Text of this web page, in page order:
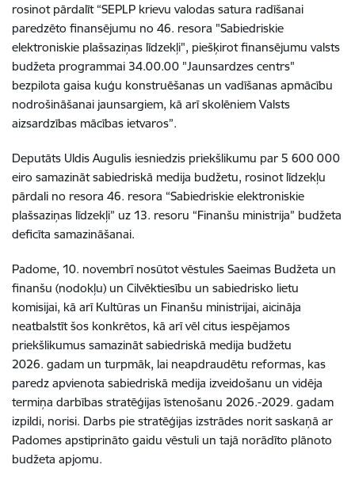
rosinot pārdalīt “SEPLP krievu valodas satura radīšanai
paredzēto finansējumu no 46. resora "Sabiedriskie
elektroniskie plašsaziņas līdzekļi", piešķirot finansējumu valsts
budžeta programmai 34.00.00 "Jaunsardzes centrs"
bezpilota gaisa kuģu konstruēšanas un vadīšanas apmācību
nodrošināšanai jaunsargiem, kā arī skolēniem Valsts
aizsardzības mācības ietvaros”.
Deputāts Uldis Augulis iesniedzis priekšlikumu par 5 600 000
eiro samazināt sabiedriskā medija budžetu, rosinot līdzekļu
pārdali no resora 46. resora “Sabiedriskie elektroniskie
plašsaziņas līdzekļi” uz 13. resoru “Finanšu ministrija” budžeta
deficīta samazināšanai.
Padome, 10. novembrī nosūtot vēstules Saeimas Budžeta un
finanšu (nodokļu) un Cilvēktiesību un sabiedrisko lietu
komisijai, kā arī Kultūras un Finanšu ministrijai, aicināja
neatbalstīt šos konkrētos, kā arī vēl citus iespējamos
priekšlikumus samazināt sabiedriskā medija budžetu
2026. gadam un turpmāk, lai neapdraudētu reformas, kas
paredz apvienota sabiedriskā medija izveidošanu un vidēja
termiņa darbības stratēģijas īstenošanu 2026.-2029. gadam
izpildi, norisi. Darbs pie stratēģijas izstrādes norit saskaņā ar
Padomes apstiprināto gaidu vēstuli un tajā norādīto plānoto
budžeta apjomu.